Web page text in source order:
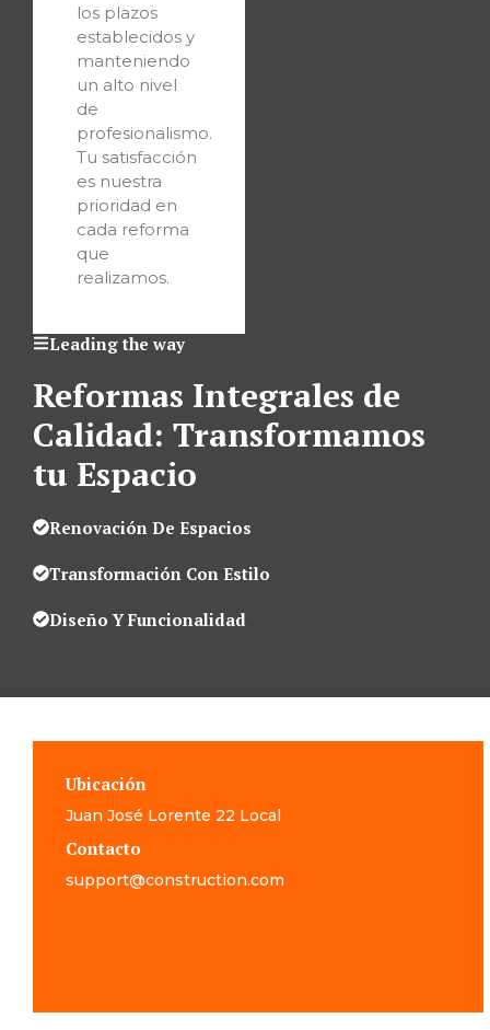
Leading the way
Reformas Integrales de
Calidad: Transformamos
tu Espacio
Renovación De Espacios
Transformación Con Estilo
Diseño Y Funcionalidad
los plazos
establecidos y
manteniendo
un alto nivel
de
profesionalismo.
Tu satisfacción
es nuestra
prioridad en
cada reforma
que
realizamos.
Ubicación
Juan José Lorente 22 Local
Contacto
support@construction.com